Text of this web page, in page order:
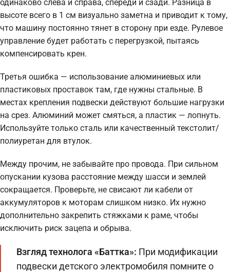
одинаково слева и справа, спереди и сзади. Разница в
высоте всего в 1 см визуально заметна и приводит к тому,
что машину постоянно тянет в сторону при езде. Рулевое
управление будет работать с перегрузкой, пытаясь
компенсировать крен.
Третья ошибка — использование алюминиевых или
пластиковых проставок там, где нужны стальные. В
местах крепления подвески действуют большие нагрузки
на срез. Алюминий может смяться, а пластик — лопнуть.
Используйте только сталь или качественный текстолит/
полиуретан для втулок.
Между прочим, не забывайте про провода. При сильном
опускании кузова расстояние между шасси и землей
сокращается. Проверьте, не свисают ли кабели от
аккумуляторов к моторам слишком низко. Их нужно
дополнительно закрепить стяжками к раме, чтобы
исключить риск зацепа и обрыва.
Взгляд технолога «Баттка»: При модификации
подвески детского электромобиля помните о